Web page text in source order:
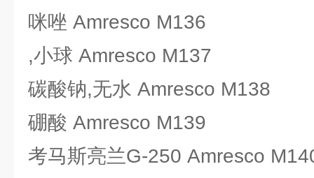
咪唑 Amresco M136
,小球 Amresco M137
碳酸钠,无水 Amresco M138
硼酸 Amresco M139
考马斯亮兰G-250 Amresco